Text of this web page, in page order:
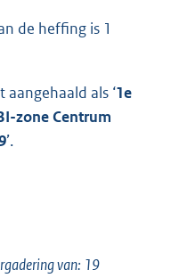
de heffing is 1
als ‘1e
zone Centrum
’.
van: 19